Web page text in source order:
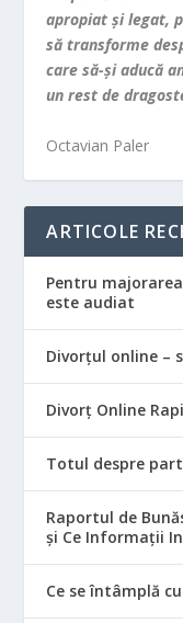
apropiat şi legat,
să transforme
care să-şi aducă
un rest de
Octavian Paler
ARTICOLE
Pentru
este audiat
Divorțul online –
Divorț Online
Totul despre
Raportul de
și Ce Informații
Ce se întâmplă